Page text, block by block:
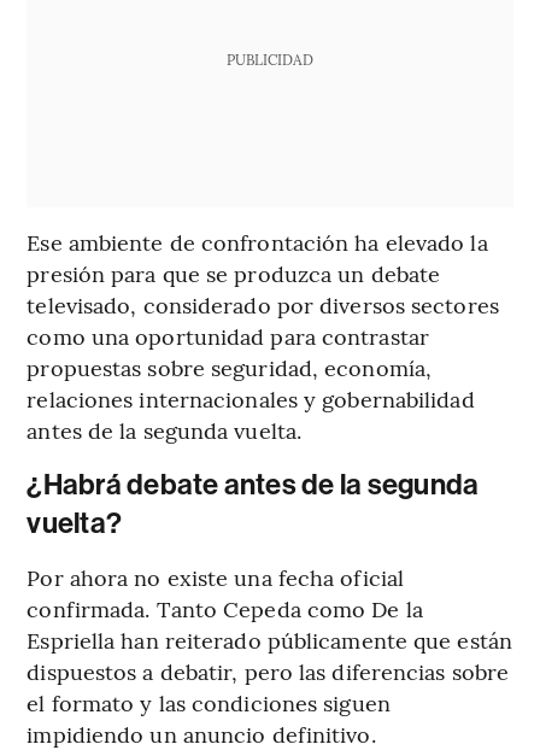
PUBLICIDAD
Ese ambiente de confrontación ha elevado la
presión para que se produzca un debate
televisado, considerado por diversos sectores
como una oportunidad para contrastar
propuestas sobre seguridad, economía,
relaciones internacionales y gobernabilidad
antes de la segunda vuelta.
¿Habrá debate antes de la segunda
vuelta?
Por ahora no existe una fecha oficial
confirmada. Tanto Cepeda como De la
Espriella han reiterado públicamente que están
dispuestos a debatir, pero las diferencias sobre
el formato y las condiciones siguen
impidiendo un anuncio definitivo.